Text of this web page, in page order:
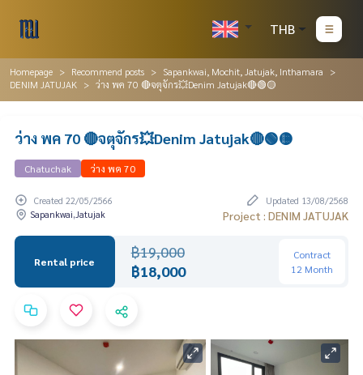
THB
Homepage Recommend posts
Sapankwai, Mochit, Jatujak, Inthamara
DENIM JATUJAK
ว่าง พค 70 🔴จตุจักร💥Denim Jatujak🔴🟢🟡
ว่าง พค 70 🔴จตุจักร💥Denim Jatujak🔴🟢🟡
Chatuchak ว่าง พค 70
Created 22/05/2566
Updated 13/08/2568
Sapankwai,Jatujak
Project : DENIM JATUJAK
Rental price
฿19,000
฿18,000
Contract
12 Month